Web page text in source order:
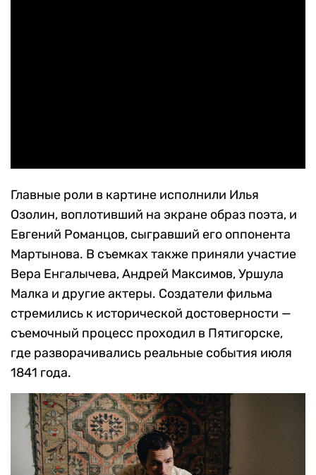
Главные роли в картине исполнили Илья
Озолин, воплотивший на экране образ поэта, и
Евгений Романцов, сыгравший его оппонента
Мартынова. В съемках также приняли участие
Вера Енгалычева, Андрей Максимов, Уршула
Малка и другие актеры. Создатели фильма
стремились к исторической достоверности —
съемочный процесс проходил в Пятигорске,
где разворачивались реальные события июля
1841 года.